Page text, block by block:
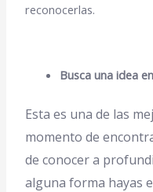
reconocerlas.
Busca una idea
Esta es una de las
momento de
de conocer a
alguna forma hayas